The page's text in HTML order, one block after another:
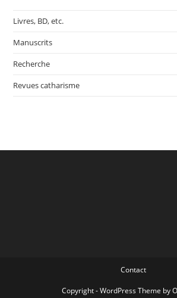
Livres, BD, etc.
Manuscrits
Recherche
Revues catharisme
Contact
Copyright - WordPress Theme by